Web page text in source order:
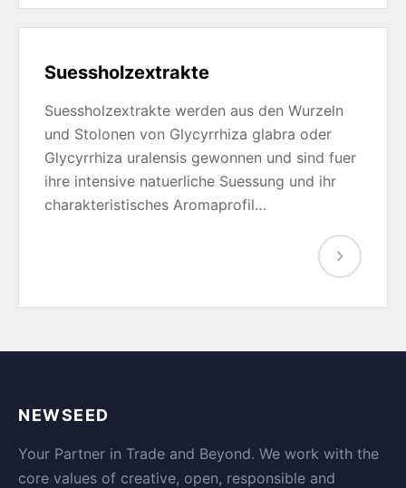
Suessholzextrakte
Suessholzextrakte werden aus den Wurzeln
und Stolonen von Glycyrrhiza glabra oder
Glycyrrhiza uralensis gewonnen und sind fuer
ihre intensive natuerliche Suessung und ihr
charakteristisches Aromaprofil…
NEWSEED
Your Partner in Trade and Beyond. We work with the
core values of creative, open, responsible and